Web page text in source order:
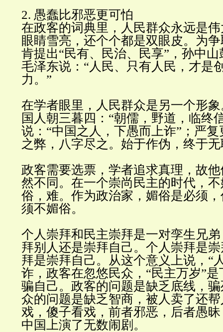
2. 愚蠢比邪恶更可怕
在政客的词典里，人民群众永远是
眼睛雪亮，还个个都是双眼皮。为
肯提出“民有、民治、民享” ，孙中
毛泽东说： “ 人民、只有人民，才是
力。 ”
在学者眼里，人民群众是另一个形
国人朝三暮四： “朝儒，野道，临终
说： “中国之人，下愚而上诈” ；严
之弊，八字尽之。始于作伪，终于
政客需要选票，学者追求真理，故
然不同。在一个崇尚民主的时代，
俗，难。作为政治家，媚俗是必须
须不媚俗。
个人崇拜和民主崇拜是一对孪生兄
拜别人还是崇拜自己。个人崇拜是
拜是崇拜自己。从这个意义上说， “
诈，政客在忽悠民众， “民主万岁”是
骗自己。政客的问题是缺乏底线，
众的问题是缺乏智商，被人卖了还
戏，傻子看戏，前者邪恶，后者愚
中国上演了无数闹剧 。